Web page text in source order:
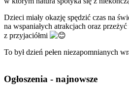
Dzieci miały okazję spędzić czas na
na wspaniałych atrakcjach oraz
z przyjaciółmi
To był dzień pełen niezapomnianych
Ogłoszenia - najnowsze